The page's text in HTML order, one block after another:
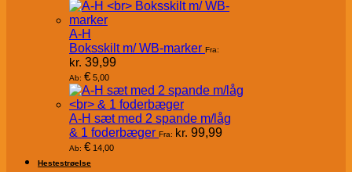
A-H
Boksskilt m/ WB-marker Fra:
kr. 39,99
Ab: € 5,00
A-H sæt med 2 spande m/låg
& 1 foderbæger Fra: kr. 99,99
Ab: € 14,00
Hestestrøelse